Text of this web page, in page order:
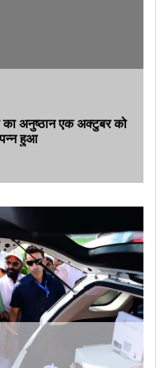
का अनुष्ठान एक अक्टुबर को
हुआ